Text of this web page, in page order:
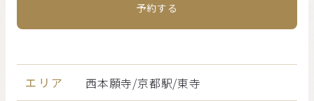
予約する
エリア 西本願寺/京都駅/東寺